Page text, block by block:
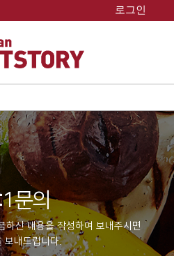
로그인
문의
하신 내용을 작성하여 보내주시면
보내드립니다.